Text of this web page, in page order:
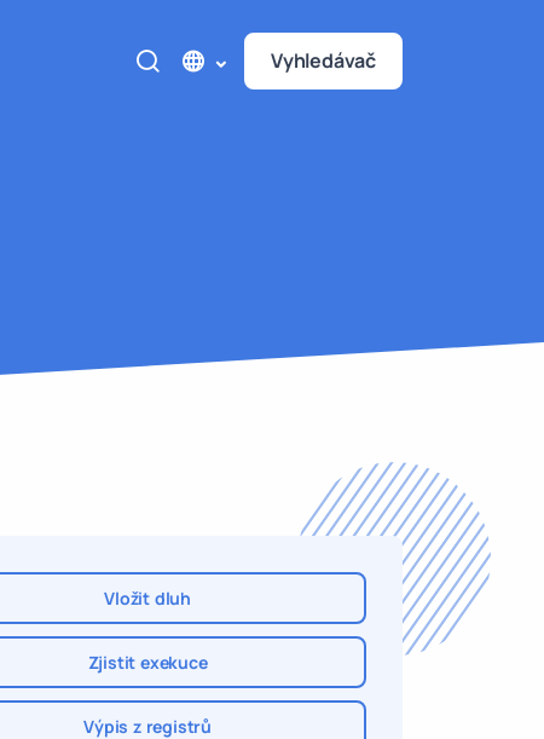
Vyhledávač
Vložit dluh
Zjistit exekuce
Výpis z registrů